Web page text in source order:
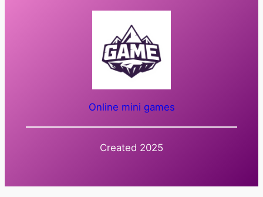
Online mini games
Created 2025